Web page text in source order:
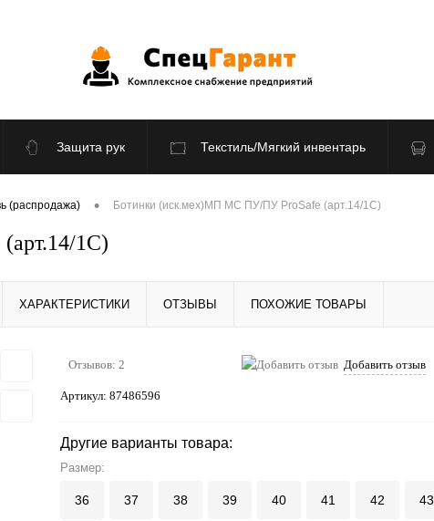
Защита рук Текстиль/Мягкий инвентарь
По отраслям Распродажа
(распродажа) • Ботинки (иск.мех)МП МС ПУ/ПУ ProSafe (арт.14/1С)
1С)
ХАРАКТЕРИСТИКИ ОТЗЫВЫ ПОХОЖИЕ ТОВАРЫ
Отзывов: 2 Добавить отзыв
Артикул: 87486596
Другие варианты товара:
Размер:
36 37 38 39 40 41 42 43